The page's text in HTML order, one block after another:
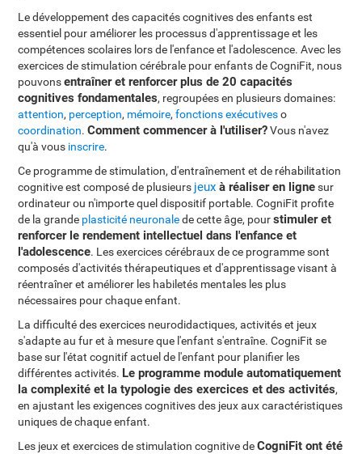
Le développement des capacités cognitives des enfants est
essentiel pour améliorer les processus d'apprentissage et les
compétences scolaires lors de l'enfance et l'adolescence. Avec les
exercices de stimulation cérébrale pour enfants de CogniFit, nous
pouvonsentraîner et renforcer plus de 20 capacités
cognitives fondamentales, regroupées en plusieurs domaines:
attention, perception, mémoire,fonctions exécutiveso
coordination.Comment commencer à l'utiliser?Vous n'avez
qu'à vous inscrire.
Ce programme de stimulation, d'entraînement et de réhabilitation
cognitive est composé de plusieurs jeux à réaliser en lignesur
ordinateur ou n'importe quel dispositif portable. CogniFit profite
de la grande plasticité neuronalede cette âge, pourstimuler et
renforcer le rendement intellectuel dans l'enfance et
l'adolescence. Les exercices cérébraux de ce programme sont
composés d'activités thérapeutiques et d'apprentissage visant à
réentraîner et améliorer les habiletés mentales les plus
nécessaires pour chaque enfant.
La difficulté des exercices neurodidactiques, activités et jeux
s'adapte au fur et à mesure que l'enfant s'entraîne. CogniFit se
base sur l'état cognitif actuel de l'enfant pour planifier les
différentes activités. Le programme module automatiquement
la complexité et la typologie des exercices et des activités,
en ajustant les exigences cognitives des jeux aux caractéristiques
uniques de chaque enfant.
Les jeux et exercices de stimulation cognitive deCogniFit ont été